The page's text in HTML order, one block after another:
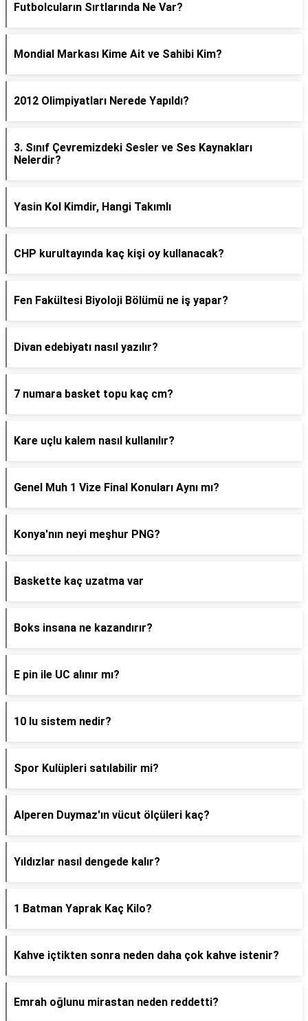
Futbolcuların Sırtlarında Ne Var?
Mondial Markası Kime Ait ve Sahibi Kim?
2012 Olimpiyatları Nerede Yapıldı?
3. Sınıf Çevremizdeki Sesler ve Ses Kaynakları
Nelerdir?
Yasin Kol Kimdir, Hangi Takımlı
CHP kurultayında kaç kişi oy kullanacak?
Fen Fakültesi Biyoloji Bölümü ne iş yapar?
Divan edebiyatı nasıl yazılır?
7 numara basket topu kaç cm?
Kare uçlu kalem nasıl kullanılır?
Genel Muh 1 Vize Final Konuları Aynı mı?
Konya'nın neyi meşhur PNG?
Baskette kaç uzatma var
Boks insana ne kazandırır?
E pin ile UC alınır mı?
10 lu sistem nedir?
Spor Kulüpleri satılabilir mi?
Alperen Duymaz'ın vücut ölçüleri kaç?
Yıldızlar nasıl dengede kalır?
1 Batman Yaprak Kaç Kilo?
Kahve içtikten sonra neden daha çok kahve istenir?
Emrah oğlunu mirastan neden reddetti?